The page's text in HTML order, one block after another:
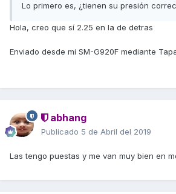
Lo primero es, ¿tienen su presión
Hola, creo que sí 2.25 en la de detras
Enviado desde mi SM-G920F mediante
abhang
Publicado 5 de Abril del 2019
Las tengo puestas y me van muy bien en